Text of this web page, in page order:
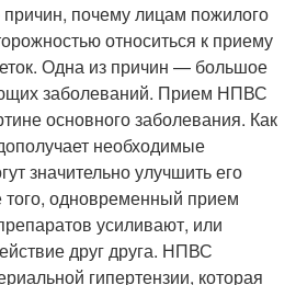
почему лицам пожилого
относиться к приему
Одна из причин — большое
заболеваний. Прием НПВС
основного заболевания. Как
необходимые
значительно улучшить его
того, одновременный прием
усиливают, или
друг друга. НПВС
гипертензии, которая